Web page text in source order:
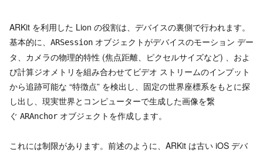
ARKit を利用した Lion の役割は、デバイスの裏側で行われます。
基本的に、
ARSession オブジェクトがデバイスのモーション デー
タ、カメラの物理的特性 (焦点距離、ピクセルサイズなど) 、およ
び計算ジオメトリを組み合わせてビデオ ストリームのインプット
から追跡可能な “特徴点” を検出し、固定の世界座標系をもとに探
し出し、現実世界とコンピューターで生成した画像を繋
ぐ ARAnchor オブジェクトを作成します。
これには制限があります。前述のように、ARKit は古い iOS デバ